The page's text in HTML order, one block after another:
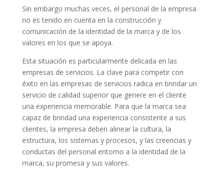
Sin embargo muchas veces, el personal de la empresa
no es tenido en cuenta en la construcción y
comunicación de la identidad de la marca y de los
valores en los que se apoya.
Esta situación es particularmente delicada en las
empresas de servicios. La clave para competir con
éxito en las empresas de servicios radica en brindar un
servicio de calidad superior que genere en el cliente
una experiencia memorable. Para que la marca sea
capaz de brindad una experiencia consistente a sus
clientes, la empresa deben alinear la cultura, la
estructura, los sistemas y procesos, y las creencias y
conductas del personal entorno a la identidad de la
marca, su promesa y sus valores.